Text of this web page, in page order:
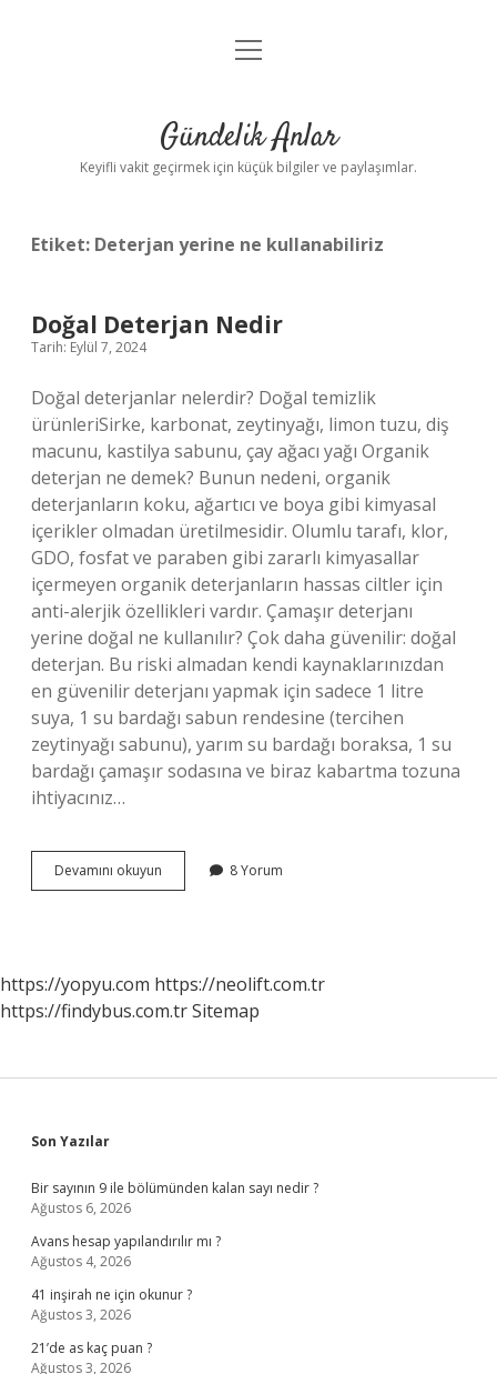
Anasayfa
Yasal Uyarı
menüyü
Gündelik Anlar
Keyifli vakit geçirmek için küçük bilgiler ve paylaşımlar.
Etiket: Deterjan yerine ne kullanabiliriz
Doğal Deterjan Nedir
Tarih: Eylül 7, 2024
Doğal deterjanlar nelerdir? Doğal temizlik
ürünleriSirke, karbonat, zeytinyağı, limon tuzu, diş
macunu, kastilya sabunu, çay ağacı yağı Organik
deterjan ne demek? Bunun nedeni, organik
deterjanların koku, ağartıcı ve boya gibi kimyasal
içerikler olmadan üretilmesidir. Olumlu tarafı, klor,
GDO, fosfat ve paraben gibi zararlı kimyasallar
içermeyen organik deterjanların hassas ciltler için
anti-alerjik özellikleri vardır. Çamaşır deterjanı
yerine doğal ne kullanılır? Çok daha güvenilir: doğal
deterjan. Bu riski almadan kendi kaynaklarınızdan
en güvenilir deterjanı yapmak için sadece 1 litre
suya, 1 su bardağı sabun rendesine (tercihen
zeytinyağı sabunu), yarım su bardağı boraksa, 1 su
bardağı çamaşır sodasına ve biraz kabartma tozuna
ihtiyacınız…
Devamını okuyun
Deterjan
8 Yorum
https://yopyu.com https://neolift.com.tr
https://findybus.com.trSitemap
Sidebar
Son Yazılar
Bir sayının 9 ile bölümünden kalan sayı nedir ?
Ağustos 6, 2026
Avans hesap yapılandırılır mı ?
Ağustos 4, 2026
41 inşirah ne için okunur ?
Ağustos 3, 2026
21’de as kaç puan ?
Ağustos 3, 2026